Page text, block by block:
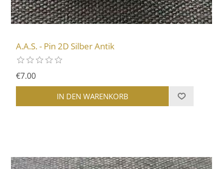
A.A.S. - Pin 2D Silber Antik
€7.00